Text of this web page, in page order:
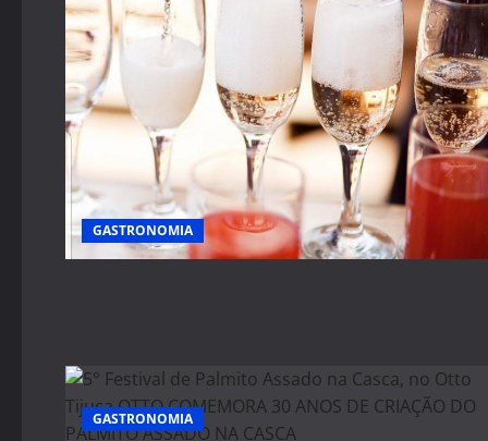
GASTRONOMIA
GASTRONOMIA